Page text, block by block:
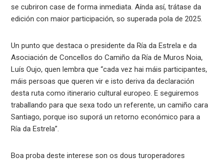
se cubriron case de forma inmediata. Aínda así, trátase da
edición con maior participación, so superada pola de 2025.
Un punto que destaca o presidente da Ría da Estrela e da
Asociación de Concellos do Camiño da Ría de Muros Noia,
Luís Oujo, quen lembra que “cada vez hai máis participantes,
máis persoas que queren vir e isto deriva da declaración
desta ruta como itinerario cultural europeo. E seguiremos
traballando para que sexa todo un referente, un camiño cara
Santiago, porque iso suporá un retorno económico para a
Ría da Estrela”.
Boa proba deste interese son os dous turoperadores